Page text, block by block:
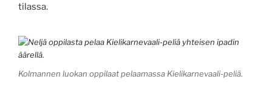
tilassa.
Kolmannen luokan oppilaat pelaamassa Kielikarnevaali-peliä.